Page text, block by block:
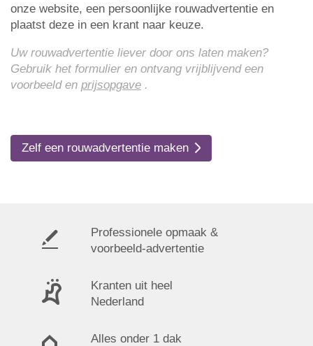
onze website, een persoonlijke rouwadvertentie en
plaatst deze in een krant naar keuze.
Uw rouwadvertentie liever door ons laten maken?
Gebruik het formulier en ontvang vrijblijvend een
voorbeeld en prijsopgave .
Zelf een rouwadvertentie maken
Professionele opmaak &
voorbeeld-advertentie
Kranten uit heel
Nederland
Alles onder 1 dak